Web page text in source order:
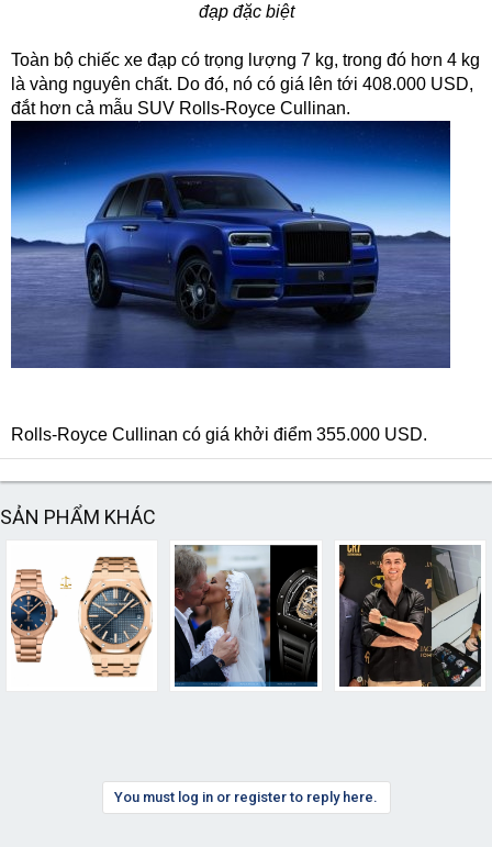
đạp đặc biệt
Toàn bộ chiếc xe đạp có trọng lượng 7 kg, trong đó hơn 4 kg
là vàng nguyên chất. Do đó, nó có giá lên tới 408.000 USD,
đắt hơn cả mẫu SUV Rolls-Royce Cullinan.
Rolls-Royce Cullinan có giá khởi điểm 355.000 USD.
SẢN PHẨM KHÁC
You must log in or register to reply here.